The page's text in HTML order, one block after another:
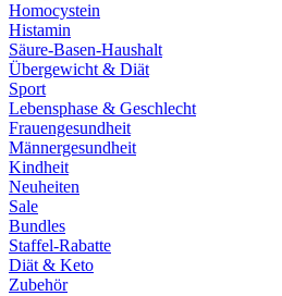
Homocystein
Histamin
Säure-Basen-Haushalt
Übergewicht & Diät
Sport
Lebensphase & Geschlecht
Frauengesundheit
Männergesundheit
Kindheit
Neuheiten
Sale
Bundles
Staffel-Rabatte
Diät & Keto
Zubehör